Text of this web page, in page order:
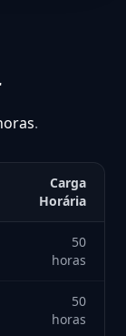
.
Carga
Horária
50
horas
50
horas